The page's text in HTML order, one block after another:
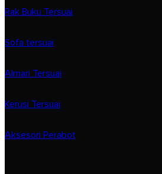
Rak Buku Tersuai
Sofa tersuai
Almari Tersuai
Kerusi Tersuai
Aksesori Perabot